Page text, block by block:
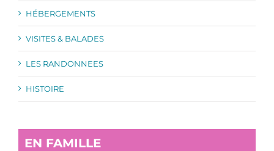
HÉBERGEMENTS
VISITES & BALADES
LES RANDONNEES
HISTOIRE
EN FAMILLE